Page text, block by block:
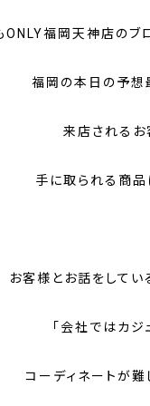
ONLY福岡天神店のブ
福岡の本日の予想
来店されるお
手に取られる商品
お客様とお話をしてい
「会社ではカジ
コーディネートが難